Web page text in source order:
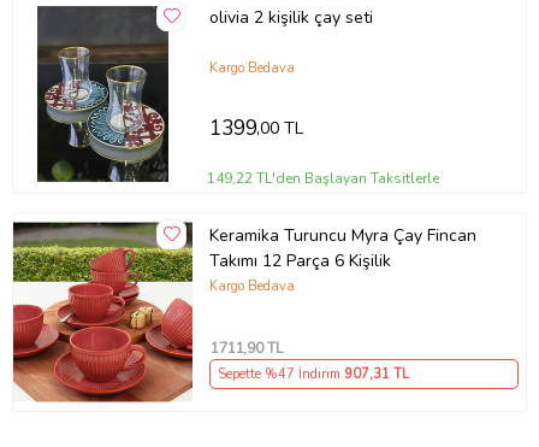
olivia 2 kişilik çay seti
Kargo Bedava
1399,00 TL
149,22 TL'den Başlayan Taksitlerle
Keramika Turuncu Myra Çay Fincan
Takımı 12 Parça 6 Kişilik
Kargo Bedava
1711,90 TL
Sepette %47 İndirim 907,31 TL